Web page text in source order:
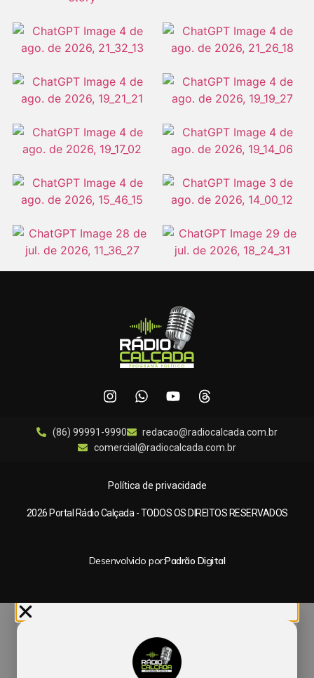
(86) 99991-9990
redacao@radiocalcada.com.br
comercial@radiocalcada.com.br
Política de privacidade
2026 Portal Rádio Calçada - TODOS OS DIREITOS RESERVADOS
Desenvolvido por:Padrão Digital